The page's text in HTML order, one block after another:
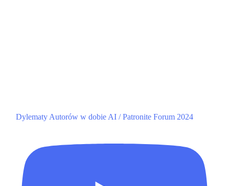
Dylematy Autorów w dobie AI / Patronite Forum 2024